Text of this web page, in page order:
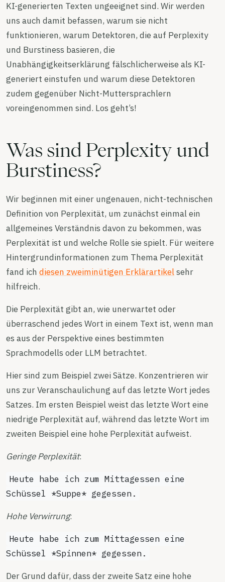
KI-generierten Texten ungeeignet sind. Wir werden
uns auch damit befassen, warum sie nicht
funktionieren, warum Detektoren, die auf Perplexity
und Burstiness basieren, die
Unabhängigkeitserklärung fälschlicherweise als KI-
generiert einstufen und warum diese Detektoren
zudem gegenüber Nicht-Muttersprachlern
voreingenommen sind. Los geht’s!
Was sind Perplexity und
Burstiness?
Wir beginnen mit einer ungenauen, nicht-technischen
Definition von Perplexität, um zunächst einmal ein
allgemeines Verständnis davon zu bekommen, was
Perplexität ist und welche Rolle sie spielt. Für weitere
Hintergrundinformationen zum Thema Perplexität
fand ich diesen zweiminütigen Erklärartikelsehr
hilfreich.
Die Perplexität gibt an, wie unerwartet oder
überraschend jedes Wort in einem Text ist, wenn man
es aus der Perspektive eines bestimmten
Sprachmodells oder LLM betrachtet.
Hier sind zum Beispiel zwei Sätze. Konzentrieren wir
uns zur Veranschaulichung auf das letzte Wort jedes
Satzes. Im ersten Beispiel weist das letzte Wort eine
niedrige Perplexität auf, während das letzte Wort im
zweiten Beispiel eine hohe Perplexität aufweist.
Geringe Perplexität:
Heute habe ich zum Mittagessen eine
Schüssel *Suppe* gegessen.
Hohe Verwirrung:
Heute habe ich zum Mittagessen eine
Schüssel *Spinnen* gegessen.
Der Grund dafür, dass der zweite Satz eine hohe